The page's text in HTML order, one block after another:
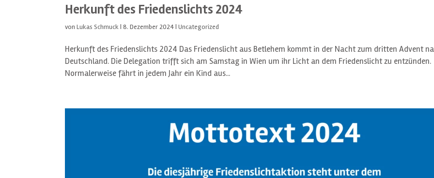
Herkunft des Friedenslichts 2024
vonLukas Schmuck|8. Dezember 2024|Uncategorized
Herkunft des Friedenslichts 2024 Das Friedenslicht aus Betlehem kommt in der Nacht zum dritten Advent
Deutschland. Die Delegation trifft sich am Samstag in Wien um ihr Licht an dem Friedenslicht zu entzünden.
Normalerweise fährt in jedem Jahr ein Kind aus...